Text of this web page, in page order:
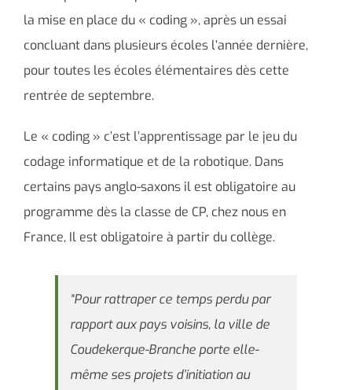
la mise en place du « coding », après un essai
concluant dans plusieurs écoles l’année dernière,
pour toutes les écoles élémentaires dès cette
rentrée de septembre.
Le « coding » c’est l’apprentissage par le jeu du
codage informatique et de la robotique. Dans
certains pays anglo-saxons il est obligatoire au
programme dès la classe de CP, chez nous en
France, Il est obligatoire à partir du collège.
“Pour rattraper ce temps perdu par
rapport aux pays voisins, la ville de
Coudekerque-Branche porte elle-
même ses projets d’initiation au